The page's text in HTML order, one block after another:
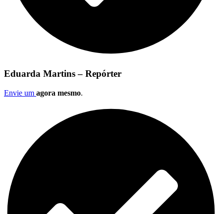
Eduarda Martins – Repórter
Envie um agora mesmo.